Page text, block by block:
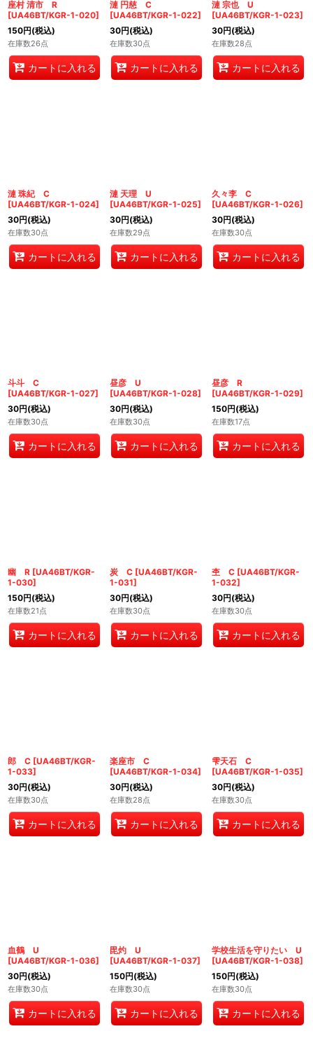
座村 清市 R
[UA46BT/KGR-1-020]
150円(税込)
在庫数26点
カートに入れる
漣 円慈 C
[UA46BT/KGR-1-022]
30円(税込)
在庫数30点
カートに入れる
漣 宗也 U
[UA46BT/KGR-1-023]
30円(税込)
在庫数28点
カートに入れる
漣 珠紀 C
[UA46BT/KGR-1-024]
30円(税込)
在庫数30点
カートに入れる
漣 天理 U
[UA46BT/KGR-1-025]
30円(税込)
在庫数29点
カートに入れる
久々李 C
[UA46BT/KGR-1-026]
30円(税込)
在庫数30点
カートに入れる
斗斗 C
[UA46BT/KGR-1-027]
30円(税込)
在庫数30点
カートに入れる
昼彦 U
[UA46BT/KGR-1-028]
30円(税込)
在庫数30点
カートに入れる
昼彦 R
[UA46BT/KGR-1-029]
150円(税込)
在庫数17点
カートに入れる
幽 R [UA46BT/KGR-
1-030]
150円(税込)
在庫数21点
カートに入れる
炭 C [UA46BT/KGR-
1-031]
30円(税込)
在庫数30点
カートに入れる
杢 C [UA46BT/KGR-
1-032]
30円(税込)
在庫数30点
カートに入れる
郎 C [UA46BT/KGR-
1-033]
30円(税込)
在庫数30点
カートに入れる
楽座市 C
[UA46BT/KGR-1-034]
30円(税込)
在庫数28点
カートに入れる
雫天石 C
[UA46BT/KGR-1-035]
30円(税込)
在庫数30点
カートに入れる
血鶴 U
[UA46BT/KGR-1-036]
30円(税込)
在庫数30点
カートに入れる
毘灼 U
[UA46BT/KGR-1-037]
150円(税込)
在庫数30点
カートに入れる
学校生活を守りたい U
[UA46BT/KGR-1-038]
150円(税込)
在庫数30点
カートに入れる